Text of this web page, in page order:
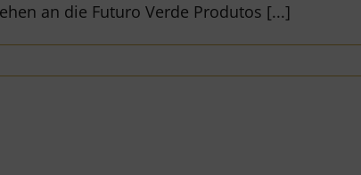
an die Futuro Verde Produtos [...]